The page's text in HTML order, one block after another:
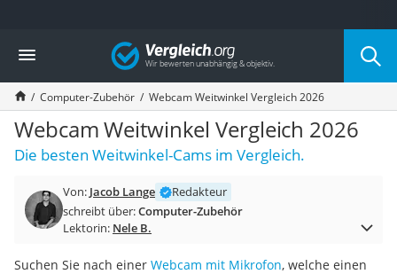
Die beliebtesten Vergleiche nach Kategorie
Elektronik
Powerstation
Monitor 32 Zoll 4K
Fernseher
Drucker
Desktop-PC
Diascanner
Laser-Multifunktionsdrucker
Powerstation mit Solarpanel
Vergleich
Computer-Zubehör Webcam Weitwinkel Vergleich 2026
Webcam Weitwinkel Vergleich 2026
Die besten Weitwinkel-Cams im Vergleich.
Von: Jacob Lange
Redakteur
schreibt über:Computer-Zubehör
Lektorin: Nele B.
Suchen Sie nach einer Webcam mit Mikrofon, welche einen